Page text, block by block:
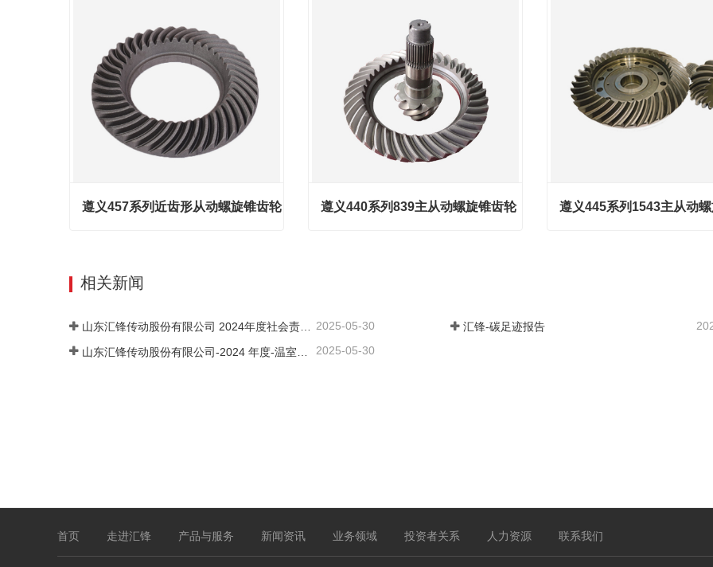
遵义457系列近齿形从动螺旋锥齿轮 遵义440系列839主从动螺旋锥齿轮
相关新闻
山东汇锋传动股份有限公司 2024年度社会责任报告 2025-05-30 汇锋-碳足迹报告
2025-05-30
首页 走进汇锋 产品与服务 新闻资讯 业务领域 投资者关系 人力资源 联系我们